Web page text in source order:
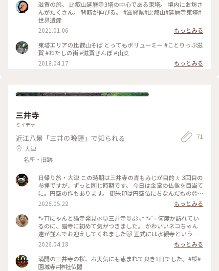
滋賀の旅。 比叡山延暦寺3塔の中心である東塔。 境内にお坊さ
んがたくさん。 背筋が伸びる。 #滋賀県#比叡山#延暦寺東塔#
世界遺産
2021.01.06
もっとみる
東塔エリアの比叡山そば とってもボリューミー #ことりっぷ滋
賀 #わたしの街 #滋賀さんぽ #山菜
2018.04.17
もっとみる
三井寺
ミイデラ
近江八景「三井の晩鐘」で知られる
大津
名所・旧跡
71
日帰り旅・大津 この時期は三井寺の青もみじが目的🚶 3回目の
参拝ですが、ずっと同じ時期です。 今日は金堂の仏像を目当て
に。円空の作もあります。 御朱印は円空仏にちなんだもの😊
今やっている大河ドラマ「豊臣兄弟！」にちなみ 企画展もあ
りました。 今に伝わる金堂は、寧々様が再建されたとのこ
と。 ゆっくり見ていると三井の晩鐘が聞こえます。 #日帰り旅
#青もみじ #御朱印
2026.05.22
もっとみる
🐾⛩️にゃんと猫寺発見🌿🐱三井寺🐰໒꒱⋆⁺ 🐾 ͗ ͗˒˒ 何度か訪れてい
るのに、猫寺に初めて気がつきました。 かわいいネコちゃん
達が並んでお迎えしてくれました🐱 正式には水観寺というそ
うです。 小さな社務所にかわいいネコちゃんグッズが置いてあ
りましたが、どなたもいらっしゃらなかったので、見るだけで
帰りました。 ひっそり静かな境内でした。 #ちいさな列車旅 #
三井寺 #園城寺 #猫寺 #滋賀観光 #大津観光 #関西おでかけ #寺
2026.04.18
もっとみる
満開の三井寺の桜、お天気にも恵まれて良き1日でした。#桜#
園城寺#神社仏閣